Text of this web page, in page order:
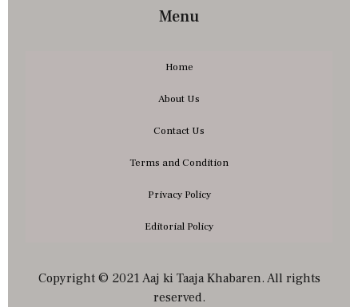
Menu
Home
About Us
Contact Us
Terms and Condition
Privacy Policy
Editorial Policy
Copyright © 2021 Aaj ki Taaja Khabaren. All rights
reserved.